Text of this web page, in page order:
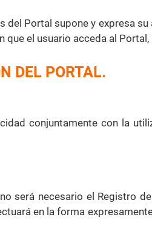
Portal supone y expresa
el usuario acceda al
DEL PORTAL.
conjuntamente con la
será necesario el Registro
en la forma